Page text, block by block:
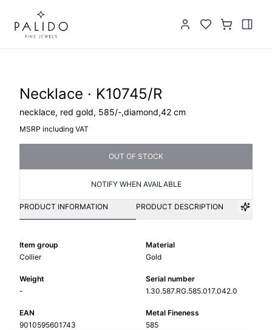
Necklace · K10745/R
necklace, red gold, 585/-,diamond,42 cm
MSRP including VAT
OUT OF STOCK
NOTIFY WHEN AVAILABLE
PRODUCT INFORMATION PRODUCT DESCRIPTION
Item group
Collier
Material
Gold
Weight
-
Serial number
1.30.587.RG.585.017.042.0
EAN
9010595601743
Metal Fineness
585